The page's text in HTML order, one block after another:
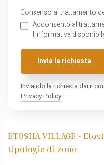
Consenso al trattamento
Acconsento al
l'informativa
Invia la richiesta
Inviando la richiesta dai il
Privacy Policy
ETOSHA VILLAGE -
tipologie di zone